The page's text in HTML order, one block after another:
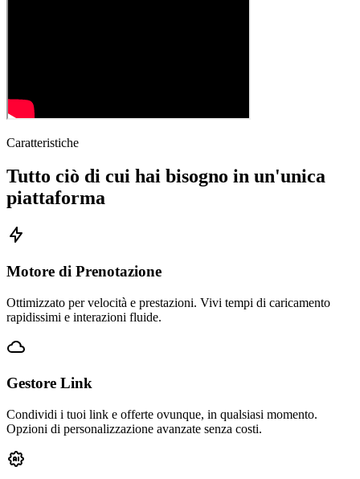
Caratteristiche
Tutto ciò di cui hai bisogno in un'unica
piattaforma
Motore di Prenotazione
Ottimizzato per velocità e prestazioni. Vivi tempi di caricamento
rapidissimi e interazioni fluide.
Gestore Link
Condividi i tuoi link e offerte ovunque, in qualsiasi momento.
Opzioni di personalizzazione avanzate senza costi.